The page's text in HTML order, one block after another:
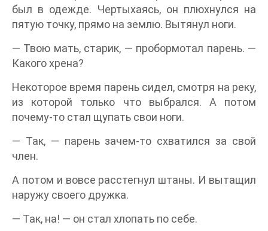
был в одежде. Чертыхаясь, он плюхнулся на
пятую точку, прямо на землю. Вытянул ноги.
— Твою мать, старик, — пробормотал парень. —
Какого хрена?
Некоторое время парень сидел, смотря на реку,
из которой только что выбрался. А потом
почему-то стал щупать свои ноги.
— Так, — парень зачем-то схватился за свой
член.
А потом и вовсе расстегнул штаны. И вытащил
наружу своего дружка.
— Так, на! — он стал хлопать по себе.